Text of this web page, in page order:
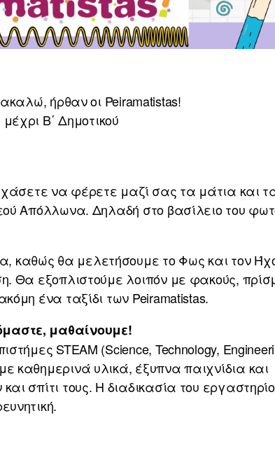
ήρθαν οι Peiramatistas!
Β΄ Δημοτικού
να φέρετε μαζί σας τα μάτια και
Απόλλωνα. Δηλαδή στο βασίλειο του
θα μελετήσουμε το Φως και τον
Θα εξοπλιστούμε λοιπόν με φακούς,
ένα ταξίδι των Peiramatistas.
μαθαίνουμε!
STEAM (Science, Technology,
καθημερινά υλικά, έξυπνα παιχνίδια και
σπίτι τους. Η διαδικασία του